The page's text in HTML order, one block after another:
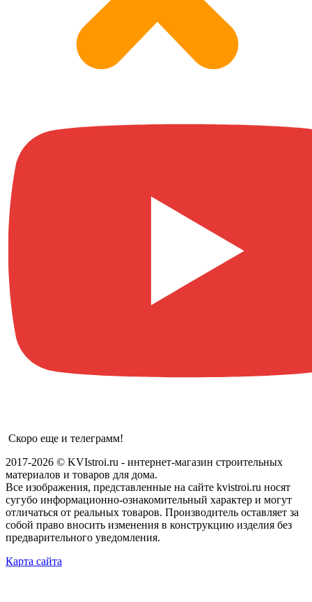
Скоро еще и телеграмм!
2017-2026 © KVIstroi.ru - интернет-магазин строительных
материалов и товаров для дома.
Все изображения, представленные на сайте kvistroi.ru носят
сугубо информационно-ознакомительный характер и могут
отличаться от реальных товаров. Производитель оставляет за
собой право вносить изменения в конструкцию изделия без
предварительного уведомления.
Карта сайта